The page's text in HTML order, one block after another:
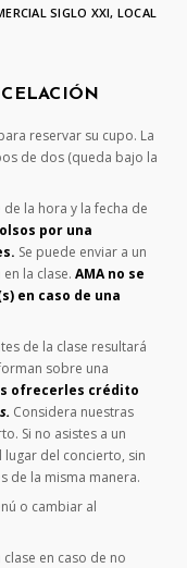
SIGLO XXI, LOCAL
reservar su cupo. La
de dos (queda bajo la
la hora y la fecha de
por una
Se puede enviar a un
en la clase.AMA no se
en caso de una
de la clase resultará
sobre una
ofrecerles crédito
Considera nuestras
Si no asistes a un
del concierto, sin
de la misma manera.
o cambiar al
en caso de no